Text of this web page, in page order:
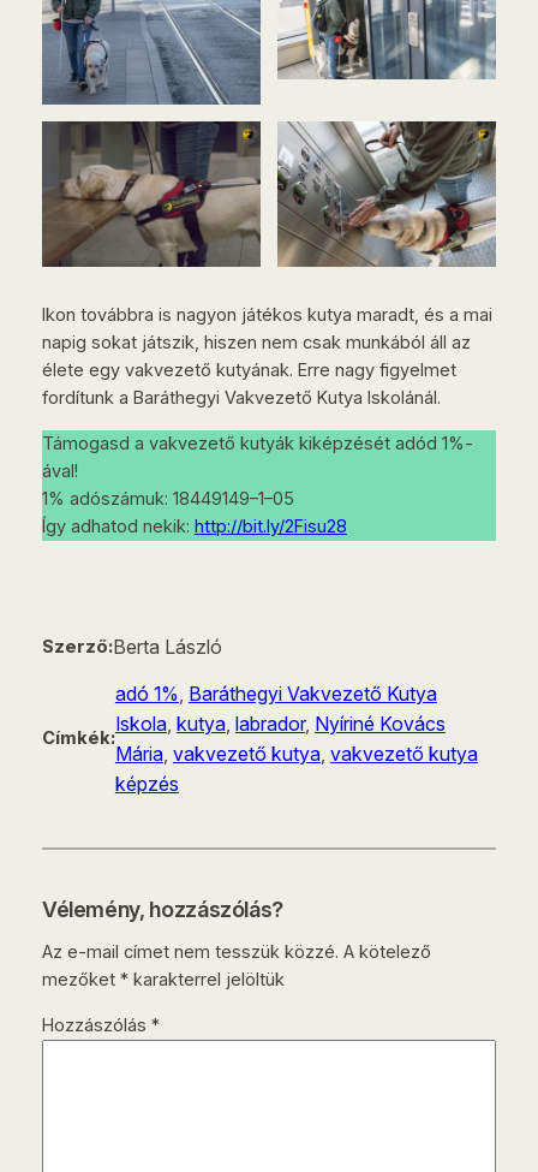
Ikon továbbra is nagyon játékos kutya maradt, és a mai
napig sokat játszik, hiszen nem csak munkából áll az
élete egy vakvezető kutyának. Erre nagy figyelmet
fordítunk a Baráthegyi Vakvezető Kutya Iskolánál.
Támogasd a vakvezető kutyák kiképzését adód 1%-
ával!
1% adószámuk: 18449149–1–05
Így adhatod nekik: http://bit.ly/2Fisu28
Szerző:Berta László
Címkék:
adó 1% Baráthegyi Vakvezető Kutya
Iskola, kutya, labrador, Nyíriné Kovács
Mária, vakvezető kutya, vakvezető kutya
képzés
Vélemény, hozzászólás?
Az e-mail címet nem tesszük közzé. A kötelező
mezőket *karakterrel jelöltük
Hozzászólás *